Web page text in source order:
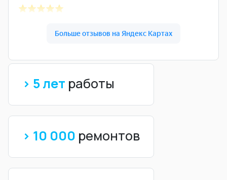
> 5 лет работы
> 10 000 ремонтов